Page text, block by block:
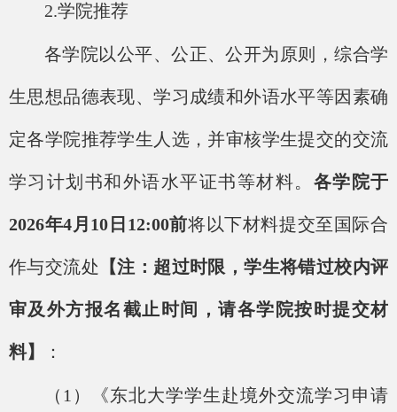
2.学院推荐
各学院以公平、公正、公开为原则，综合学
生思想品德表现、学习成绩和外语水平等因素确
定各学院推荐学生人选，并审核学生提交的交流
学习计划书和外语水平证书等材料。 各学院于
2026年4 月 10 日 12:00前将以下材料提交至国际合
作与交流处 【注：超过时限，学生将错过校内评
审及外方报名截止时间，请各学院按时提交材
料】 ：
（ 1）《东北大学学生赴境外交流学习申请